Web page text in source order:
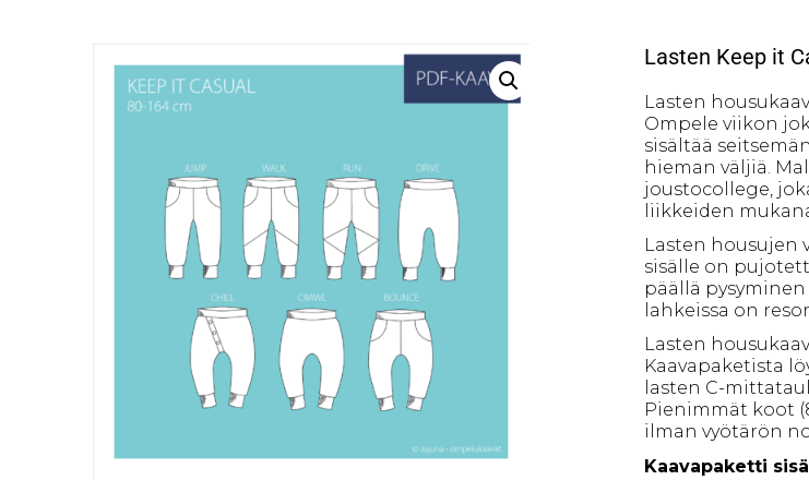
Lasten Keep it
Lasten
Ompele viikon
sisältää
hieman väljiä.
joustocollege,
liikkeiden
Lasten housujen
sisälle on
päällä
lahkeissa on
Lasten
Kaavapaketista
lasten C-
Pienimmät koot
ilman vyötärön
Kaavapaketti